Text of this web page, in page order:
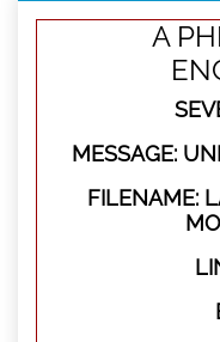
A
MESSAGE:
FILENAME: